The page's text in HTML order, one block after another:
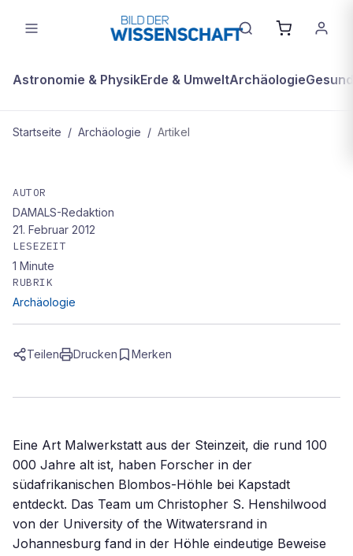
Astronomie & PhysikErde & UmweltArchäologie
Startseite / Archäologie / Artikel
STEINZEITLICHER FARBENMIX
AUTOR
DAMALS-Redaktion
21. Februar 2012
LESEZEIT
1 Minute
RUBRIK
Archäologie
Teilen Drucken Merken
Eine Art Malwerkstatt aus der Steinzeit, die rund 100
000 Jahre alt ist, haben Forscher in der
südafrikanischen Blombos-Höhle bei Kapstadt
entdeckt. Das Team um Christopher S. Henshilwood
von der University of the Witwatersrand in
Johannesburg fand in der Höhle eindeutige Beweise